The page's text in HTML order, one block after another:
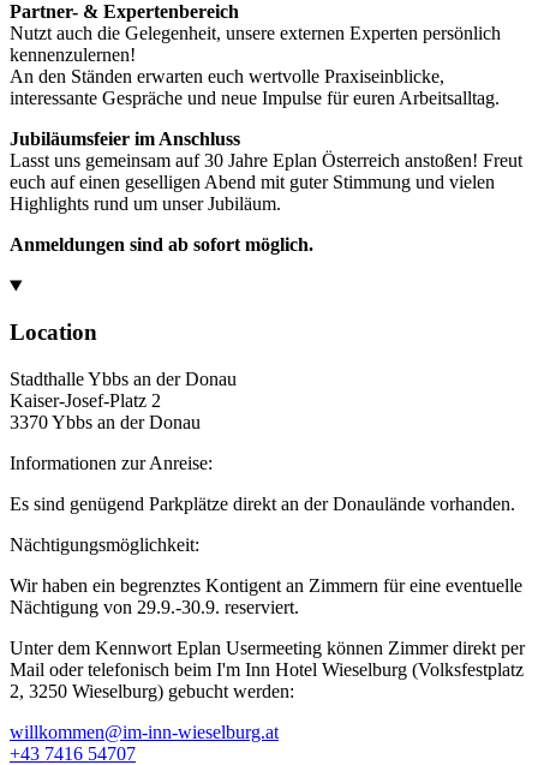
Partner- & Expertenbereich
Nutzt auch die Gelegenheit, unsere externen Experten persönlich
kennenzulernen!
An den Ständen erwarten euch wertvolle Praxiseinblicke,
interessante Gespräche und neue Impulse für euren Arbeitsalltag.
Jubiläumsfeier im Anschluss
Lasst uns gemeinsam auf 30 Jahre Eplan Österreich anstoßen! Freut
euch auf einen geselligen Abend mit guter Stimmung und vielen
Highlights rund um unser Jubiläum.
Anmeldungen sind ab sofort möglich.
Location
Stadthalle Ybbs an der Donau
Kaiser-Josef-Platz 2
3370 Ybbs an der Donau
Informationen zur Anreise:
Es sind genügend Parkplätze direkt an der Donaulände vorhanden.
Nächtigungsmöglichkeit:
Wir haben ein begrenztes Kontigent an Zimmern für eine eventuelle
Nächtigung von 29.9.-30.9. reserviert.
Unter dem Kennwort Eplan Usermeeting können Zimmer direkt per
Mail oder telefonisch beim I'm Inn Hotel Wieselburg (Volksfestplatz
2, 3250 Wieselburg) gebucht werden:
willkommen@im-inn-wieselburg.at
+43 7416 54707